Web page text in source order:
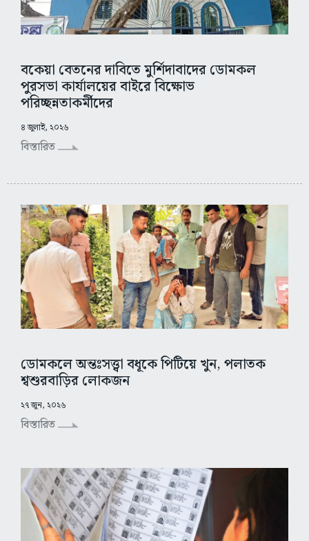
বকেয়া বেতনের দাবিতে মুর্শিদাবাদের ডোমকল
পুরসভা কার্যালয়ের বাইরে বিক্ষোভ
পরিচ্ছন্নতাকর্মীদের
৪ জুলাই, ২০২৬
বিস্তারিত
ডোমকলে অন্তঃসত্ত্বা বধূকে পিটিয়ে খুন, পলাতক
শ্বশুরবাড়ির লোকজন
২৭ জুন, ২০২৬
বিস্তারিত